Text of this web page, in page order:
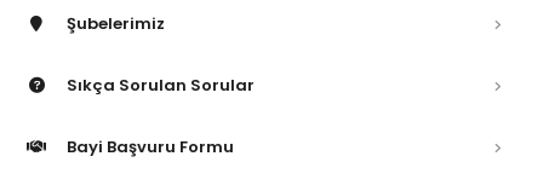
Şubelerimiz
Sıkça Sorulan Sorular
Bayi Başvuru Formu